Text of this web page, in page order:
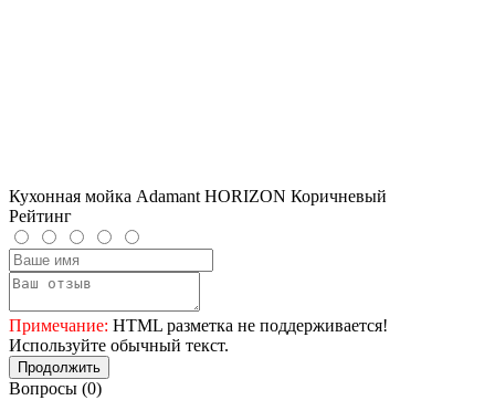
Кухонная мойка Adamant HORIZON Коричневый
Рейтинг
Примечание: HTML разметка не поддерживается!
Используйте обычный текст.
Продолжить
Вопросы (0)